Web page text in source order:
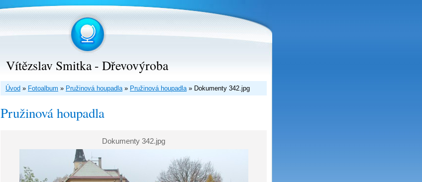
Vítězslav Smitka - Dřevovýroba
Úvod » Fotoalbum » Pružinová houpadla» Pružinová houpadla» Dokumenty 342.jpg
Pružinová houpadla
Dokumenty 342.jpg